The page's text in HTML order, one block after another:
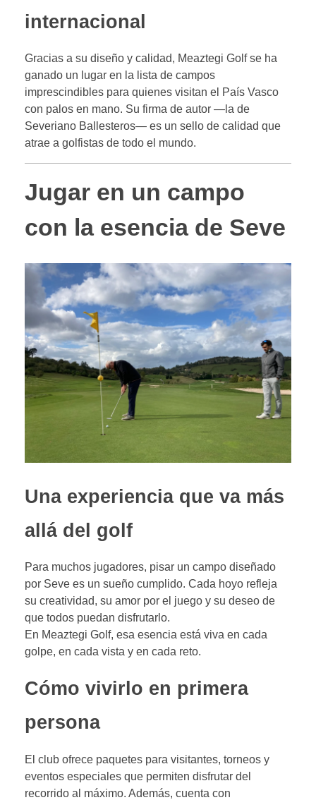
internacional
Gracias a su diseño y calidad, Meaztegi Golf se ha
ganado un lugar en la lista de campos
imprescindibles para quienes visitan el País Vasco
con palos en mano. Su firma de autor —la de
Severiano Ballesteros— es un sello de calidad que
atrae a golfistas de todo el mundo.
Jugar en un campo
con la esencia de Seve
Una experiencia que va más
allá del golf
Para muchos jugadores, pisar un campo diseñado
por Seve es un sueño cumplido. Cada hoyo refleja
su creatividad, su amor por el juego y su deseo de
que todos puedan disfrutarlo.
En Meaztegi Golf, esa esencia está viva en cada
golpe, en cada vista y en cada reto.
Cómo vivirlo en primera
persona
El club ofrece paquetes para visitantes, torneos y
eventos especiales que permiten disfrutar del
recorrido al máximo. Además, cuenta con